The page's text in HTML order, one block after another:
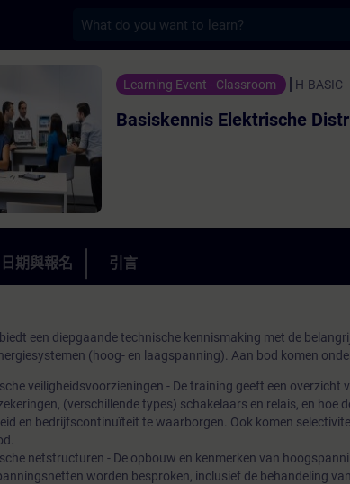
Elektrische
Learning Event - Classroom H-BASIC
Basiskennis Elektrische
日期與報名 引言
een diepgaande technische kennismaking met de
(hoog- en laagspanning). Aan bod komen
veiligheidsvoorzieningen - De training geeft een overzicht
(verschillende types) schakelaars en relais, en hoe
en bedrijfscontinuïteit te waarborgen. Ook komen
netstructuren - De opbouw en kenmerken van
worden besproken, inclusief de behandeling